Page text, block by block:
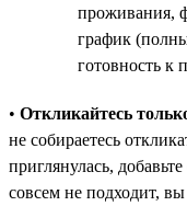
проживания,
график
готовность к
• Откликайтесь
не собираетесь
приглянулась,
совсем не подходит,